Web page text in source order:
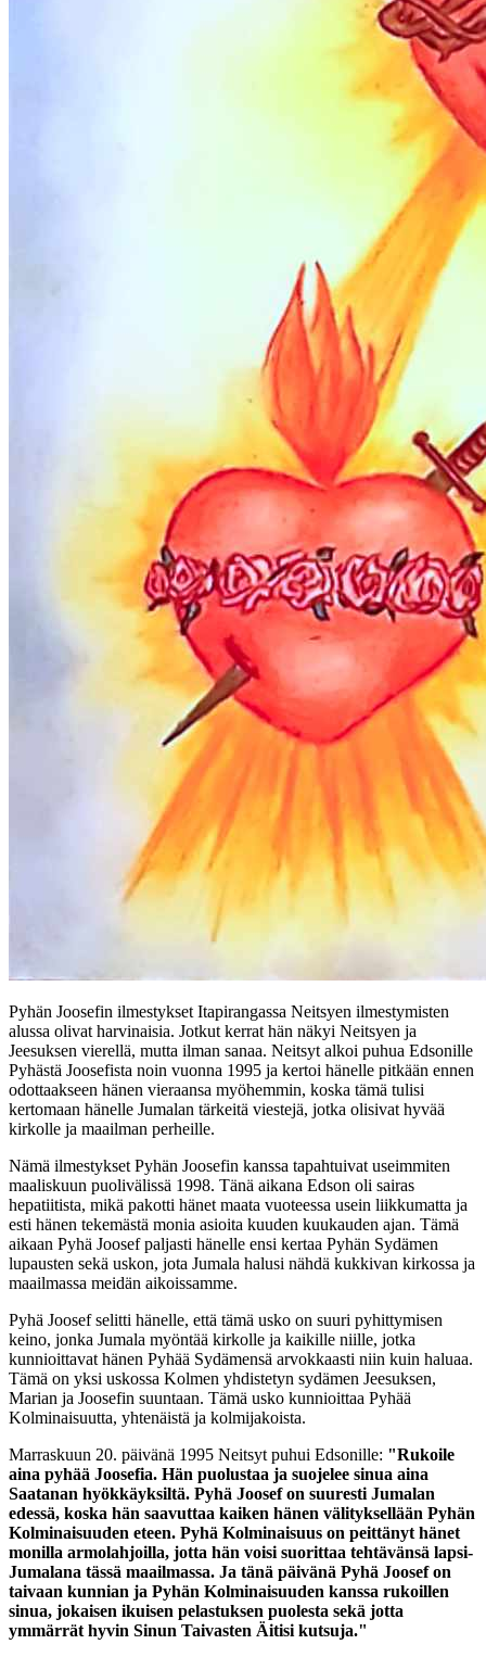
Pyhän Joosefin ilmestykset Itapirangassa Neitsyen ilmestymisten
alussa olivat harvinaisia. Jotkut kerrat hän näkyi Neitsyen ja
Jeesuksen vierellä, mutta ilman sanaa. Neitsyt alkoi puhua Edsonille
Pyhästä Joosefista noin vuonna 1995 ja kertoi hänelle pitkään ennen
odottaakseen hänen vieraansa myöhemmin, koska tämä tulisi
kertomaan hänelle Jumalan tärkeitä viestejä, jotka olisivat hyvää
kirkolle ja maailman perheille.
Nämä ilmestykset Pyhän Joosefin kanssa tapahtuivat useimmiten
maaliskuun puolivälissä 1998. Tänä aikana Edson oli sairas
hepatiitista, mikä pakotti hänet maata vuoteessa usein liikkumatta ja
esti hänen tekemästä monia asioita kuuden kuukauden ajan. Tämä
aikaan Pyhä Joosef paljasti hänelle ensi kertaa Pyhän Sydämen
lupausten sekä uskon, jota Jumala halusi nähdä kukkivan kirkossa ja
maailmassa meidän aikoissamme.
Pyhä Joosef selitti hänelle, että tämä usko on suuri pyhittymisen
keino, jonka Jumala myöntää kirkolle ja kaikille niille, jotka
kunnioittavat hänen Pyhää Sydämensä arvokkaasti niin kuin haluaa.
Tämä on yksi uskossa Kolmen yhdistetyn sydämen Jeesuksen,
Marian ja Joosefin suuntaan. Tämä usko kunnioittaa Pyhää
Kolminaisuutta, yhtenäistä ja kolmijakoista.
Marraskuun 20. päivänä 1995 Neitsyt puhui Edsonille: "Rukoile
aina pyhää Joosefia. Hän puolustaa ja suojelee sinua aina
Saatanan hyökkäyksiltä. Pyhä Joosef on suuresti Jumalan
edessä, koska hän saavuttaa kaiken hänen välityksellään Pyhän
Kolminaisuuden eteen. Pyhä Kolminaisuus on peittänyt hänet
monilla armolahjoilla, jotta hän voisi suorittaa tehtävänsä lapsi-
Jumalana tässä maailmassa. Ja tänä päivänä Pyhä Joosef on
taivaan kunnian ja Pyhän Kolminaisuuden kanssa rukoillen
sinua, jokaisen ikuisen pelastuksen puolesta sekä jotta
ymmärrät hyvin Sinun Taivasten Äitisi kutsuja."